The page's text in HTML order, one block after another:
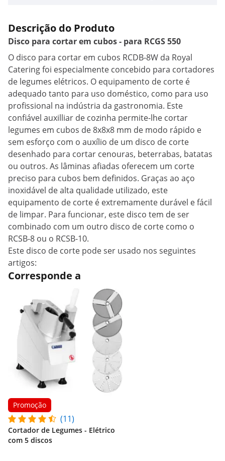
Descrição do Produto
Disco para cortar em cubos - para RCGS 550
O disco para cortar em cubos RCDB-8W da Royal
Catering foi especialmente concebido para cortadores
de legumes elétricos. O equipamento de corte é
adequado tanto para uso doméstico, como para uso
profissional na indústria da gastronomia. Este
confiável auxilliar de cozinha permite-lhe cortar
legumes em cubos de 8x8x8 mm de modo rápido e
sem esforço com o auxílio de um disco de corte
desenhado para cortar cenouras, beterrabas, batatas
ou outros. As lâminas afiadas oferecem um corte
preciso para cubos bem definidos. Graças ao aço
inoxidável de alta qualidade utilizado, este
equipamento de corte é extremamente durável e fácil
de limpar. Para funcionar, este disco tem de ser
combinado com um outro disco de corte como o
RCSB-8 ou o RCSB-10.
Este disco de corte pode ser usado nos seguintes
artigos:
Corresponde a
Promoção
(11)
Cortador de Legumes - Elétrico
com 5 discos